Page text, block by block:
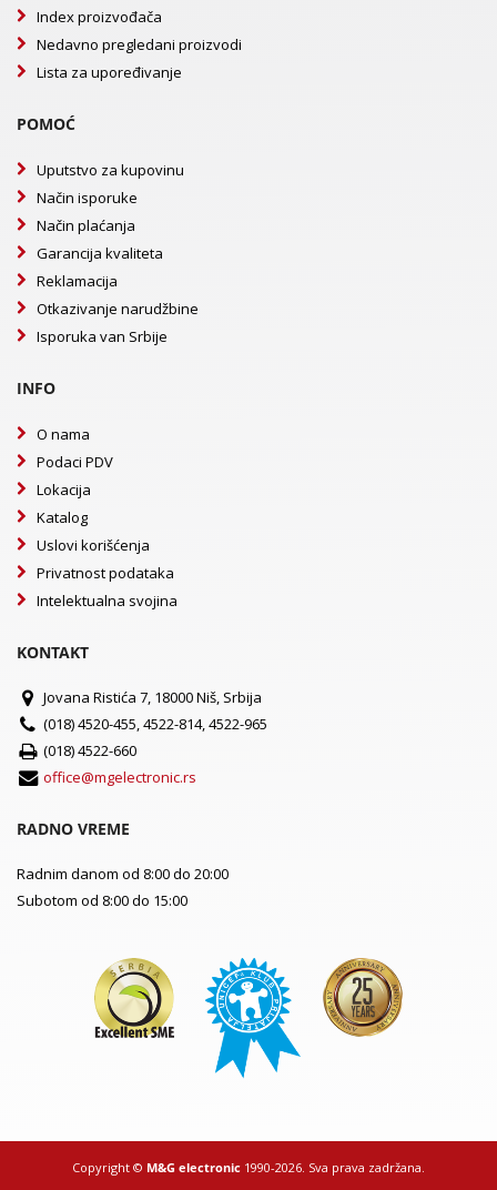
Index proizvođača
Nedavno pregledani proizvodi
Lista za upoređivanje
POMOĆ
Uputstvo za kupovinu
Način isporuke
Način plaćanja
Garancija kvaliteta
Reklamacija
Otkazivanje narudžbine
Isporuka van Srbije
INFO
O nama
Podaci PDV
Lokacija
Katalog
Uslovi korišćenja
Privatnost podataka
Intelektualna svojina
KONTAKT
Jovana Ristića 7, 18000 Niš, Srbija
(018) 4520-455, 4522-814, 4522-965
(018) 4522-660
office@mgelectronic.rs
RADNO VREME
Radnim danom od 8:00 do 20:00
Subotom od 8:00 do 15:00
Copyright © M&G electronic 1990-2026. Sva prava zadržana.